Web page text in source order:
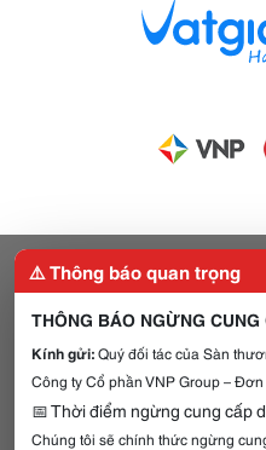
⚠️ Thông báo quan trọng
THÔNG BÁO NGỪNG
Kính gửi:Quý đối tác của Sàn
Công ty Cổ phần VNP Group –
📅 Thời điểm ngừng cung cấp
Chúng tôi sẽ chính thức ngừng